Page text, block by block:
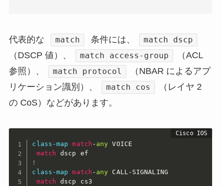
代表的な match 条件には、 match dscp
（DSCP 値）、 match access-group
（ACL
参照）、
match protocol
（NBAR によるアプ
リケーション識別）、
match cos
（レイヤ 2
の CoS）などがあります。
class-map match - any VOICE
match
!
class-map
match - any CALL-SIGNALING
match